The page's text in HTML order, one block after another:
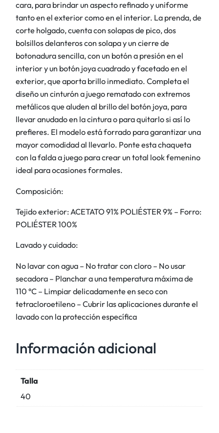
d
e
s
a
t
é
n
c
a
n
t
i
d
d
cara, para brindar un aspecto refinado y uniforme
tanto en el exterior como en el interior. La prenda, de
corte holgado, cuenta con solapas de pico, dos
bolsillos delanteros con solapa y un cierre de
botonadura sencilla, con un botón a presión en el
interior y un botón joya cuadrado y facetado en el
exterior, que aporta brillo inmediato. Completa el
diseño un cinturón a juego rematado con extremos
metálicos que aluden al brillo del botón joya, para
llevar anudado en la cintura o para quitarlo si así lo
prefieres. El modelo está forrado para garantizar una
mayor comodidad al llevarlo. Ponte esta chaqueta
con la falda a juego para crear un total look femenino
ideal para ocasiones formales.
Composición:
Tejido exterior: ACETATO 91% POLIÉSTER 9% – Forro:
POLIÉSTER 100%
Lavado y cuidado:
No lavar con agua – No tratar con cloro – No usar
secadora – Planchar a una temperatura máxima de
110 °C – Limpiar delicadamente en seco con
tetracloroetileno – Cubrir las aplicaciones durante el
lavado con la protección específica
Información adicional
Talla
40